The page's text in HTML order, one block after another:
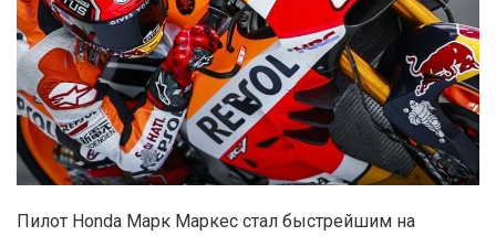
Пилот Honda Марк Маркес стал быстрейшим на